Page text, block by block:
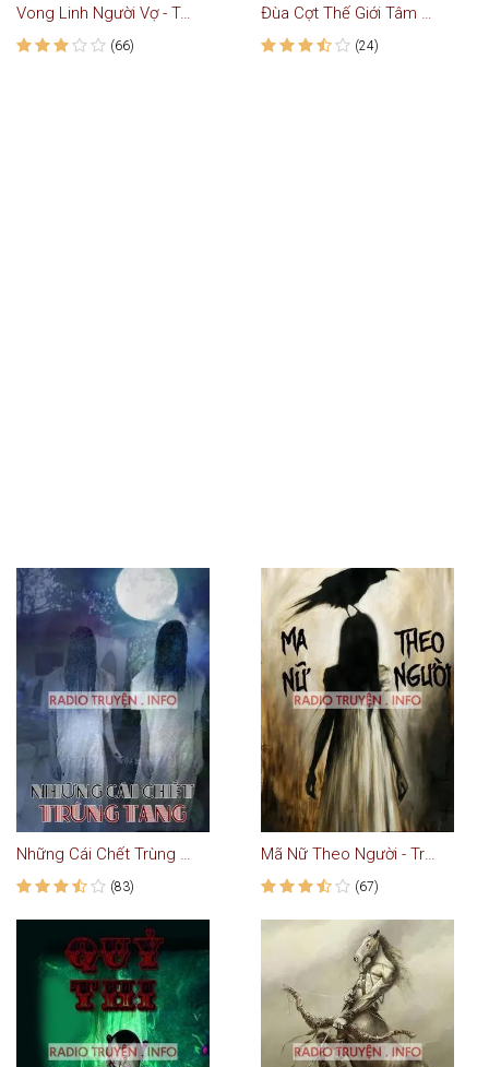
Vong Linh Người Vợ - Truyện Ma
(66)
Đùa Cợt Thế Giới Tâm Linh
(24)
Những Cái Chết Trùng Tang
(83)
Mã Nữ Theo Người - Truyện Kinh Dị
(67)